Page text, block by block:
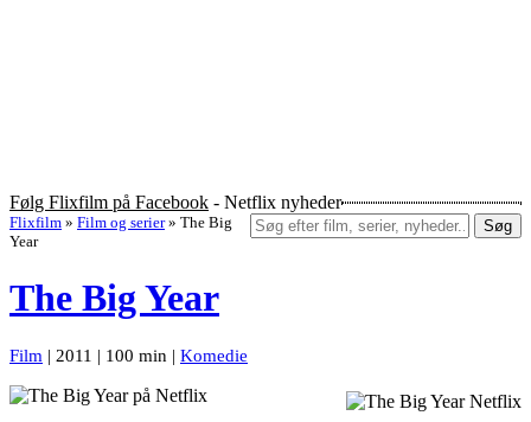
Følg Flixfilm på Facebook - Netflix nyheder
Søg
Flixfilm » Film og serier » The Big
Year
The Big Year
Film | 2011 | 100 min | Komedie